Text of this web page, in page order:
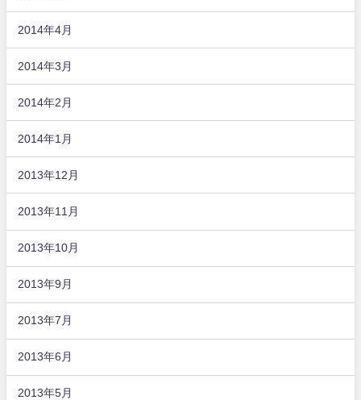
2014年4月
2014年3月
2014年2月
2014年1月
2013年12月
2013年11月
2013年10月
2013年9月
2013年7月
2013年6月
2013年5月